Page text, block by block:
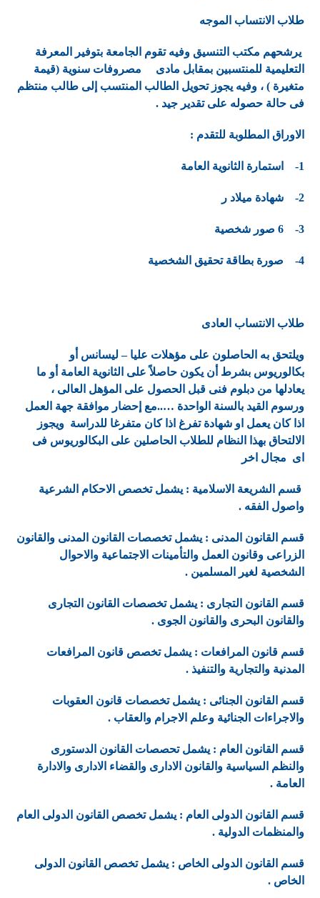
طلاب الانتساب الموجه
يرشحهم مكتب التنسيق وفيه تقوم الجامعة بتوفير المعرفة
التعليمية للمنتسبين بمقابل مادى مصروفات سنوية (قيمة
متغيرة ) ، وفيه يجوز تحويل الطالب المنتسب إلى طالب منتظم
فى حالة حصوله على تقدير جيد .
الاوراق المطلوبة للتقدم :
1- استمارة الثانوية العامة
2- شهادة ميلاد ر
3- 6 صور شخصية
4- صورة بطاقة تحقيق الشخصية
طلاب الانتساب العادى
ويلتحق به الحاصلون على مؤهلات عليا – ليسانس أو
بكالوريوس بشرط أن يكون حاصلاً على الثانوية العامة أو ما
يعادلها من دبلوم فنى قبل الحصول على المؤهل العالى ،
ورسوم القيد بالسنة الواحدة …..مع إحضار موافقة جهة العمل
اذا كان يعمل او شهادة تفرغ اذا كان متفرغا للدراسة ويجوز
الالتحاق بهذا النظام للطلاب الحاصلين على البكالوريوس فى
اى مجال اخر
قسم الشريعة الاسلامية : يشمل تخصص الاحكام الشرعية
واصول الفقه .
قسم القانون المدنى : يشمل تخصصات القانون المدنى والقانون
الزراعى وقانون العمل والتأمينات الاجتماعية والاحوال
الشخصية لغير المسلمين .
قسم القانون التجارى : يشمل تخصصات القانون التجارى
والقانون البحرى والقانون الجوى .
قسم قانون المرافعات : يشمل تخصص قانون المرافعات
المدنية والتجارية والتنفيذ .
قسم القانون الجنائى : يشمل تخصصات قانون العقوبات
والاجراءات الجنائية وعلم الاجرام والعقاب .
قسم القانون العام : يشمل تحصصات القانون الدستورى
والنظم السياسية والقانون الادارى والقضاء الادارى والادارة
العامة .
قسم القانون الدولى العام : يشمل تخصص القانون الدولى العام
والمنظمات الدولية .
قسم القانون الدولى الخاص : يشمل تخصص القانون الدولى
الخاص .